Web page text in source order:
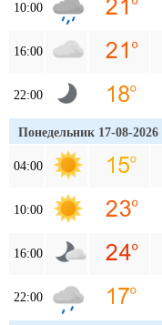
10:00
16:00
22:00
Понедельник 17-08-2026
04:00
10:00
16:00
22:00